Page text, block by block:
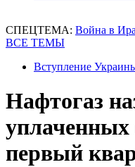
СПЕЦТЕМА: Война в
ВСЕ ТЕМЫ
Вступление
Нафтогаз
уплаченных
первый